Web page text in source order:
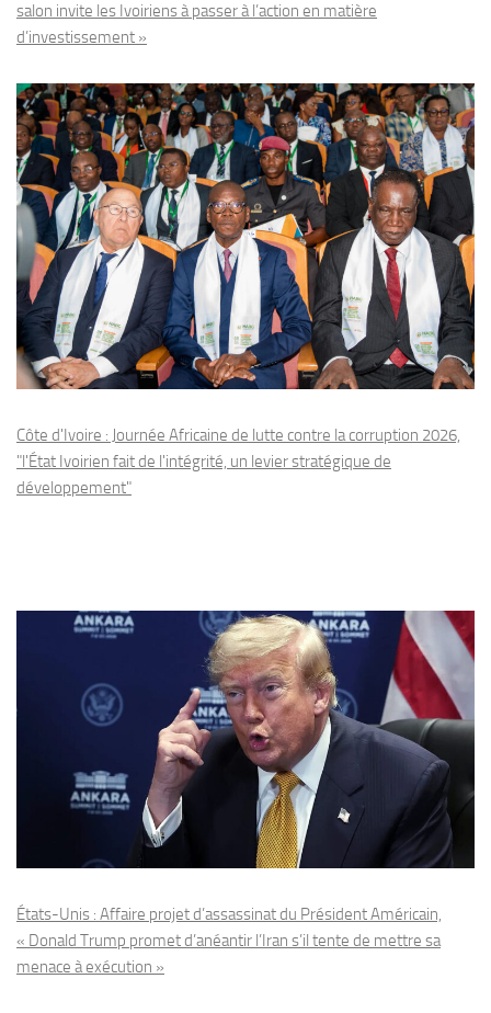
salon invite les Ivoiriens à passer à l’action en matière
d’investissement »
Côte d'Ivoire : Journée Africaine de lutte contre la corruption 2026,
"l'État Ivoirien fait de l'intégrité, un levier stratégique de
développement"
États-Unis : Affaire projet d’assassinat du Président Américain,
« Donald Trump promet d’anéantir l’Iran s’il tente de mettre sa
menace à exécution »